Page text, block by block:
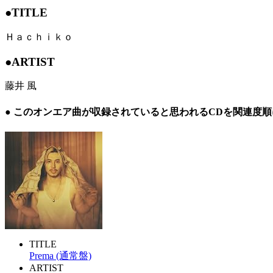
●TITLE
Ｈａｃｈｉｋｏ
●ARTIST
藤井 風
● このオンエア曲が収録されていると思われるCDを関連度
TITLE
Prema (通常盤)
ARTIST